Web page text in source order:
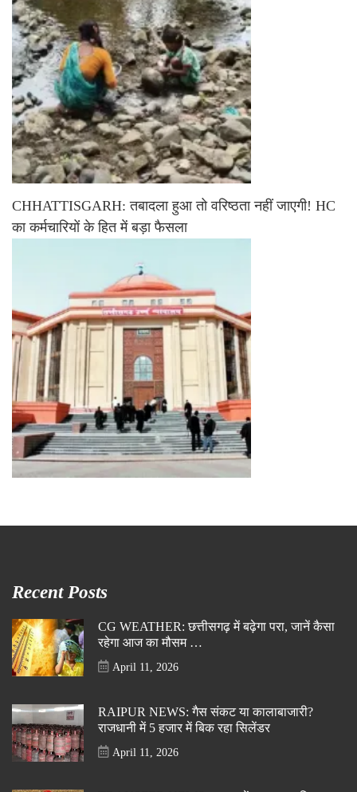
CHHATTISGARH: तबादला हुआ तो वरिष्ठता नहीं जाएगी! HC
का कर्मचारियों के हित में बड़ा फैसला
Recent Posts
CG WEATHER: छत्तीसगढ़ में बढ़ेगा परा, जानें कैसा
रहेगा आज का मौसम …
April 11, 2026
RAIPUR NEWS: गैस संकट या कालाबाजारी?
राजधानी में 5 हजार में बिक रहा सिलेंडर
April 11, 2026